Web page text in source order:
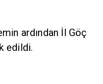
ardından İl Göç
edildi.